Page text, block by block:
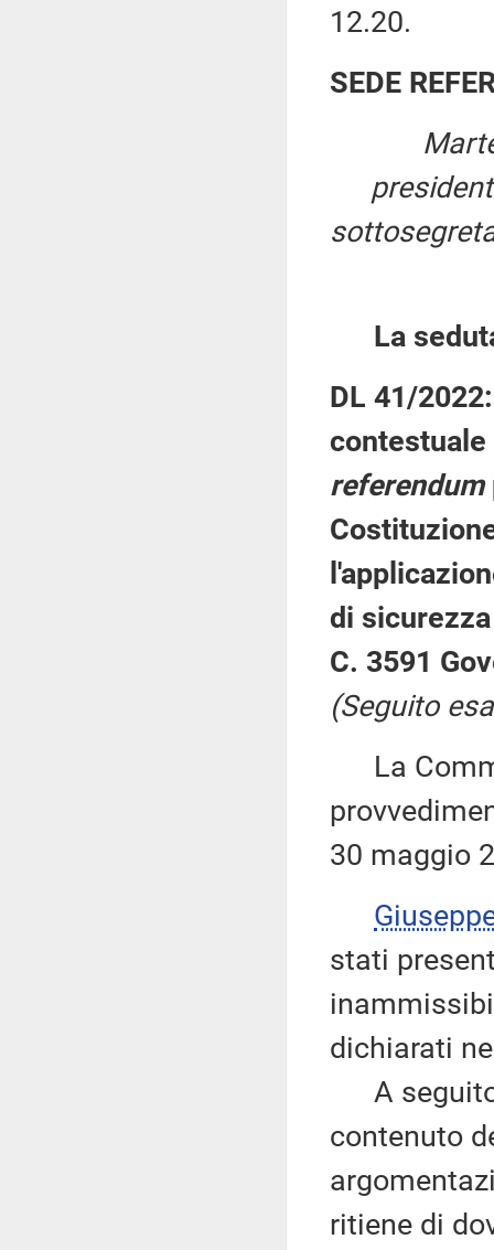
12.20.
SEDE
La
DL 41/
referendum
di
C. 3591
(Seguito
La
30 maggio
stati
dichiarati
A seguito
contenuto
ritiene di